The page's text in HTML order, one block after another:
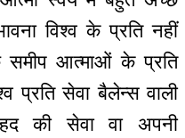
विश्व के प्रति नहीं
समीप आत्माओं के प्रति
प्रति सेवा बैलेन्स वाली
की सेवा वा अपनी